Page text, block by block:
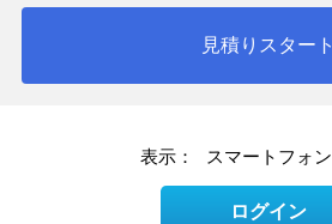
見積りスタート
表示： スマートフォン
ログイン